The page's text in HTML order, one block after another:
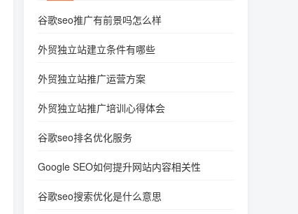
谷歌seo推广有前景吗怎么样
外贸独立站建立条件有哪些
外贸独立站推广运营方案
外贸独立站推广培训心得体会
谷歌seo排名优化服务
Google SEO如何提升网站内容相关性
谷歌seo搜索优化是什么意思